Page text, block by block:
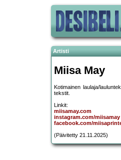
Artisti
Miisa May
Kotimainen laulaja/
tekstit.
Linkit:
miisamay.com
instagram.com/miisamay
facebook.com/
(Päivitetty 21.11.2025)